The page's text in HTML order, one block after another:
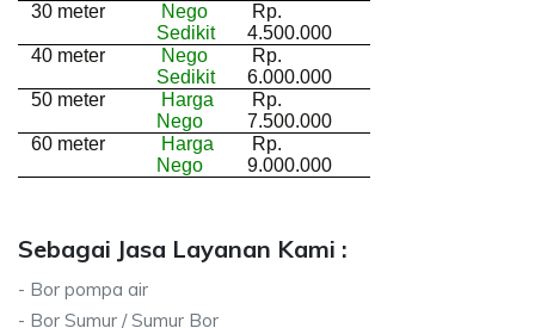
30 meter
Nego
Sedikit
Rp.
4.500.000
40 meter
Nego
Sedikit
Rp.
6.000.000
50 meter
Harga
Nego
Rp.
7.500.000
60 meter
Harga
Nego
Rp.
9.000.000
Sebagai Jasa Layanan Kami :
- Bor pompa air
- Bor Sumur / Sumur Bor